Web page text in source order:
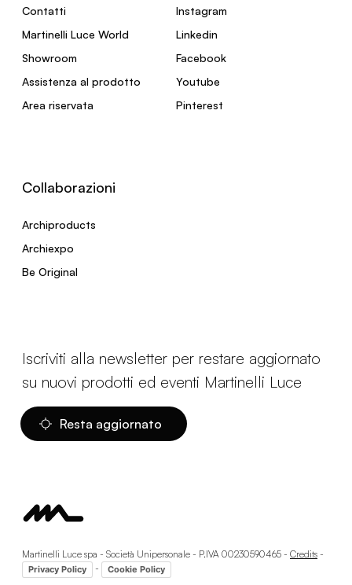
Contatti
Martinelli Luce World
Showroom
Assistenza al prodotto
Area riservata
Instagram
Linkedin
Facebook
Youtube
Pinterest
Collaborazioni
Archiproducts
Archiexpo
Be Original
Iscriviti alla newsletter per restare aggiornato
su nuovi prodotti ed eventi Martinelli Luce
Resta aggiornato
Martinelli Luce spa - Società Unipersonale - P.IVA 00230590465 - Credits -
Privacy Policy - Cookie Policy